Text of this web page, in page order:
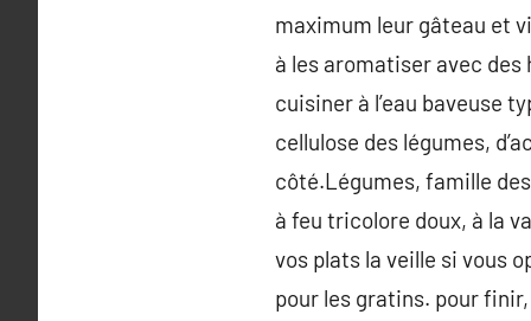
maximum leur gâteau et
à les aromatiser avec
cuisiner à l’eau baveuse
cellulose des légumes,
côté.Légumes, famille
à feu tricolore doux, à la
vos plats la veille si vous
pour les gratins. pour